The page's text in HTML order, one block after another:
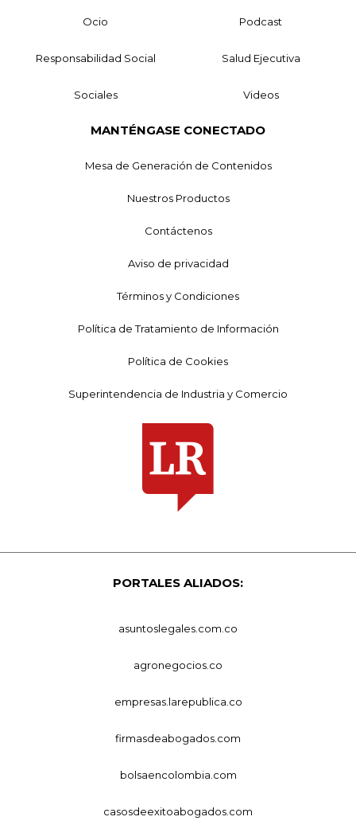
Ocio Podcast
Responsabilidad Social Salud Ejecutiva
Sociales Videos
MANTÉNGASE CONECTADO
Mesa de Generación de Contenidos
Nuestros Productos
Contáctenos
Aviso de privacidad
Términos y Condiciones
Política de Tratamiento de Información
Política de Cookies
Superintendencia de Industria y Comercio
PORTALES ALIADOS:
asuntoslegales.com.co
agronegocios.co
empresas.larepublica.co
firmasdeabogados.com
bolsaencolombia.com
casosdeexitoabogados.com